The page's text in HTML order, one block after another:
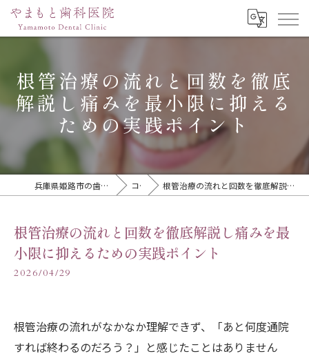
根管治療の流れと回数を徹底
解説し痛みを最小限に抑える
ための実践ポイント
兵庫県姫路市の歯医者ならやまもと歯科医院 コラム 根管治療の流れと回数を徹底解説し痛みを最小限に抑えるための実践ポイント
根管治療の流れと回数を徹底解説し痛みを最
小限に抑えるための実践ポイント
2026/04/29
根管治療の流れがなかなか理解できず、「あと何度通院
すれば終わるのだろう？」と感じたことはありません